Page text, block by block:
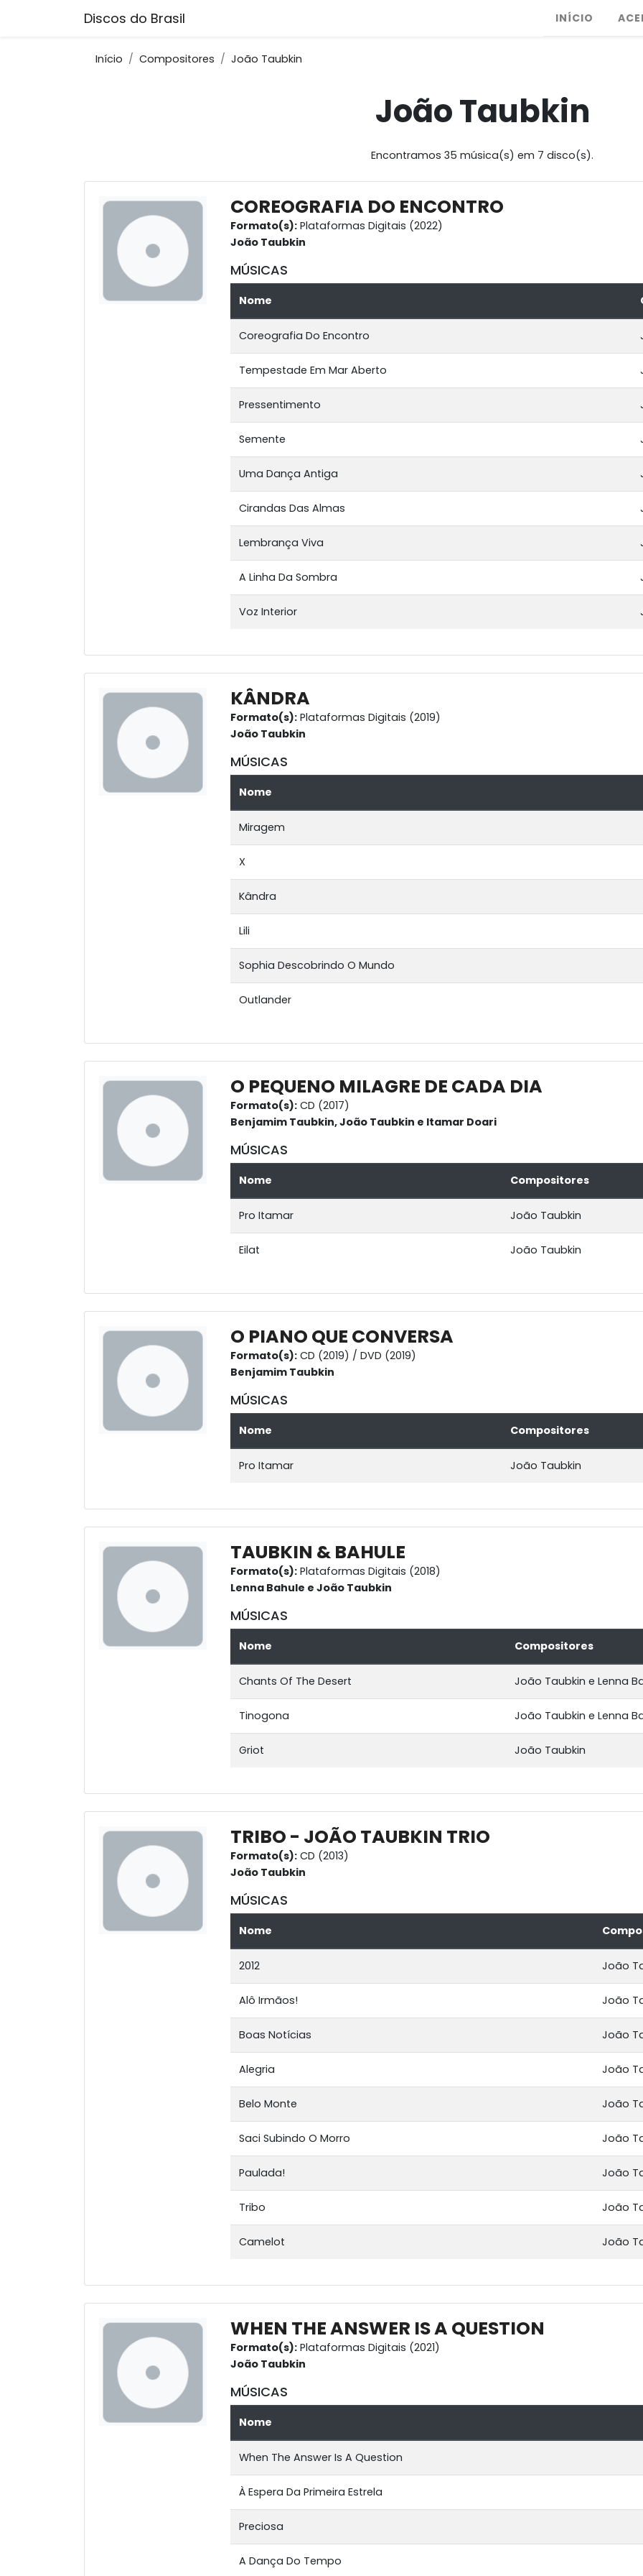
Discos do Brasil INÍCIO
Início Compositores João Taubkin
João Taubkin
Encontramos 35 música(s) em 7 disco(s).
COREOGRAFIA DO ENCONTRO
Formato(s): Plataformas Digitais (2022)
João Taubkin
MÚSICAS
Nome
Coreografia Do Encontro
Tempestade Em Mar Aberto
Pressentimento
Semente
Uma Dança Antiga
Cirandas Das Almas
Lembrança Viva
A Linha Da Sombra
Voz Interior
KÂNDRA
Formato(s): Plataformas Digitais (2019)
João Taubkin
MÚSICAS
Nome
Miragem
X
Kândra
Lili
Sophia Descobrindo O Mundo
Outlander
O PEQUENO MILAGRE DE CADA DIA
Formato(s): CD (2017)
Benjamim Taubkin, João Taubkin e Itamar Doari
MÚSICAS
Nome Compositores
Pro Itamar João Taubkin
Eilat João Taubkin
O PIANO QUE CONVERSA
Formato(s): CD (2019) / DVD (2019)
Benjamim Taubkin
MÚSICAS
Nome Compositores
Pro Itamar João Taubkin
TAUBKIN & BAHULE
Formato(s): Plataformas Digitais (2018)
Lenna Bahule e João Taubkin
MÚSICAS
Nome Compositores
Chants Of The Desert João Taubkin e Lenna
Tinogona João Taubkin e Lenna
Griot João Taubkin
TRIBO - JOÃO TAUBKIN TRIO
Formato(s): CD (2013)
João Taubkin
MÚSICAS
Nome
2012 João
Alô Irmãos! João
Boas Notícias João
Alegria João
Belo Monte João
Saci Subindo O Morro João
Paulada! João
Tribo João
Camelot João
WHEN THE ANSWER IS A QUESTION
Formato(s): Plataformas Digitais (2021)
João Taubkin
MÚSICAS
Nome
When The Answer Is A Question
À Espera Da Primeira Estrela
Preciosa
A Dança Do Tempo